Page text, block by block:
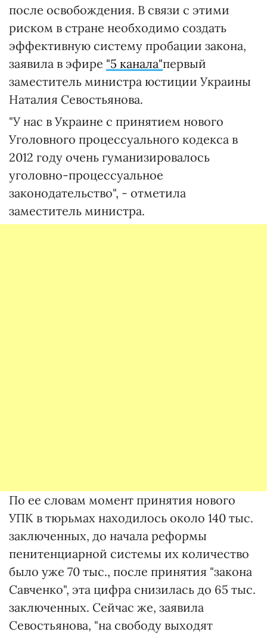
после освобождения. В связи с этими
риском в стране необходимо создать
эффективную систему пробации закона,
заявила в эфире "5 канала"первый
заместитель министра юстиции Украины
Наталия Севостьянова.
"У нас в Украине с принятием нового
Уголовного процессуального кодекса в
2012 году очень гуманизировалось
уголовно-процессуальное
законодательство", - отметила
заместитель министра.
По ее словам момент принятия нового
УПК в тюрьмах находилось около 140 тыс.
заключенных, до начала реформы
пенитенциарной системы их количество
было уже 70 тыс., после принятия "закона
Савченко", эта цифра снизилась до 65 тыс.
заключенных. Сейчас же, заявила
Севостьянова, "на свободу выходят